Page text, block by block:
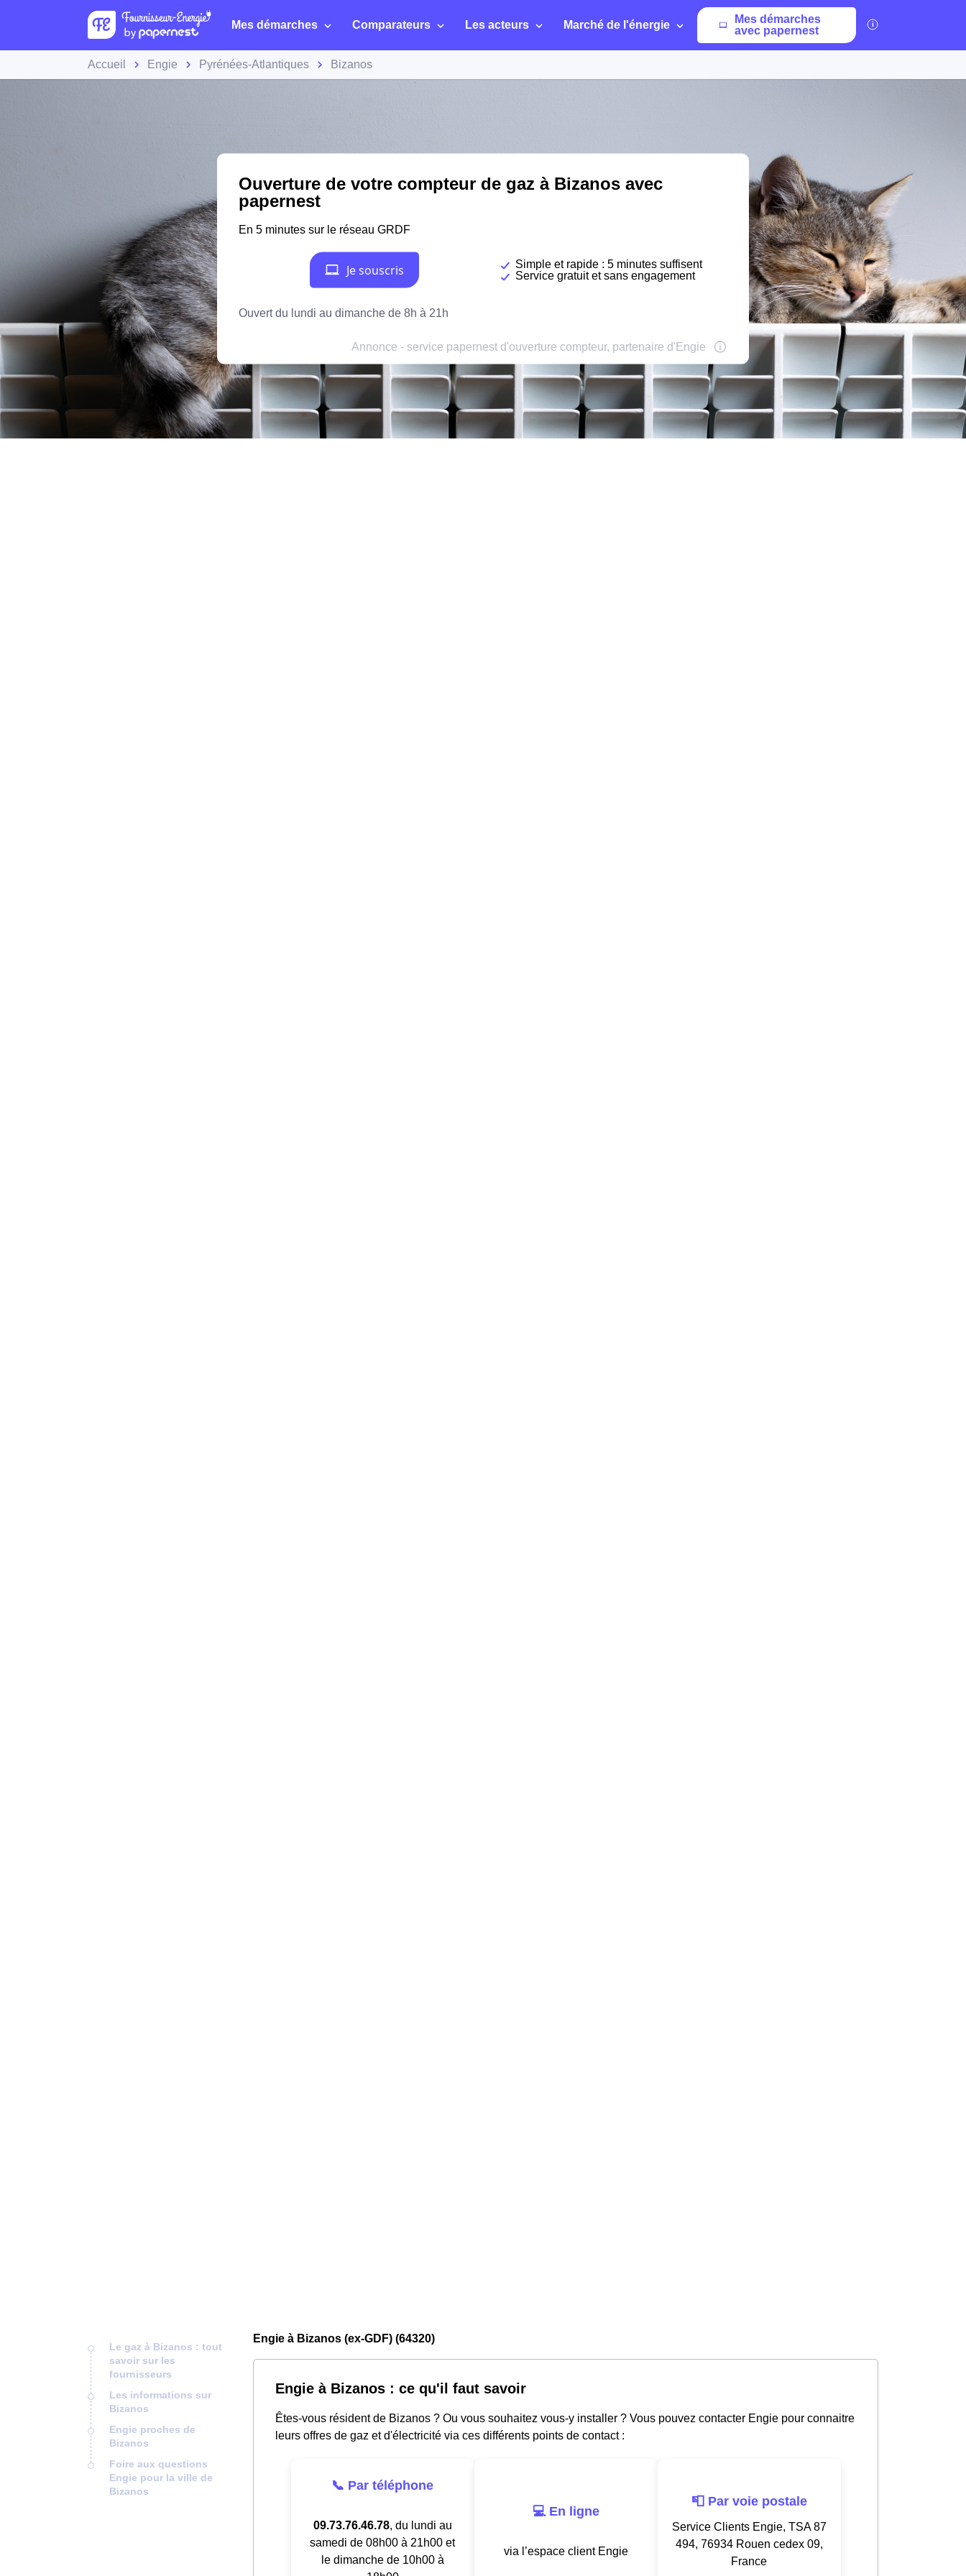
Mes démarches Comparateurs Les acteurs Marché de l'énergie
Mes démarches
avec papernest
Accueil Engie Pyrénées-Atlantiques Bizanos
Le gaz à Bizanos : tout
savoir sur les
fournisseurs
Les informations sur
Bizanos
Engie proches de
Bizanos
Foire aux questions
Engie pour la ville de
Bizanos
Engie à Bizanos (ex-GDF) (64320)
Engie à Bizanos : ce qu'il faut savoir
Êtes-vous résident de Bizanos ? Ou vous souhaitez vous-y installer ? Vous pouvez contacter Engie pour connaitre
leurs offres de gaz et d'électricité via ces différents points de contact :
📞 Par téléphone
09.73.76.46.78, du lundi au
samedi de 08h00 à 21h00 et
le dimanche de 10h00 à
💻 En ligne
via l’espace client Engie
📮 Par voie postale
Service Clients Engie, TSA 87
494, 76934 Rouen cedex 09,
France